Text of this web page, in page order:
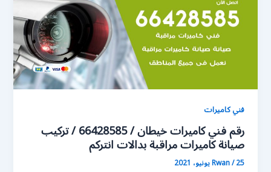
فني كاميرات
رقم فني كاميرات خيطان / 66428585 / تركيب
صيانة كاميرات مراقبة بدالات انتركم
Rwan/25 يونيو، 2021